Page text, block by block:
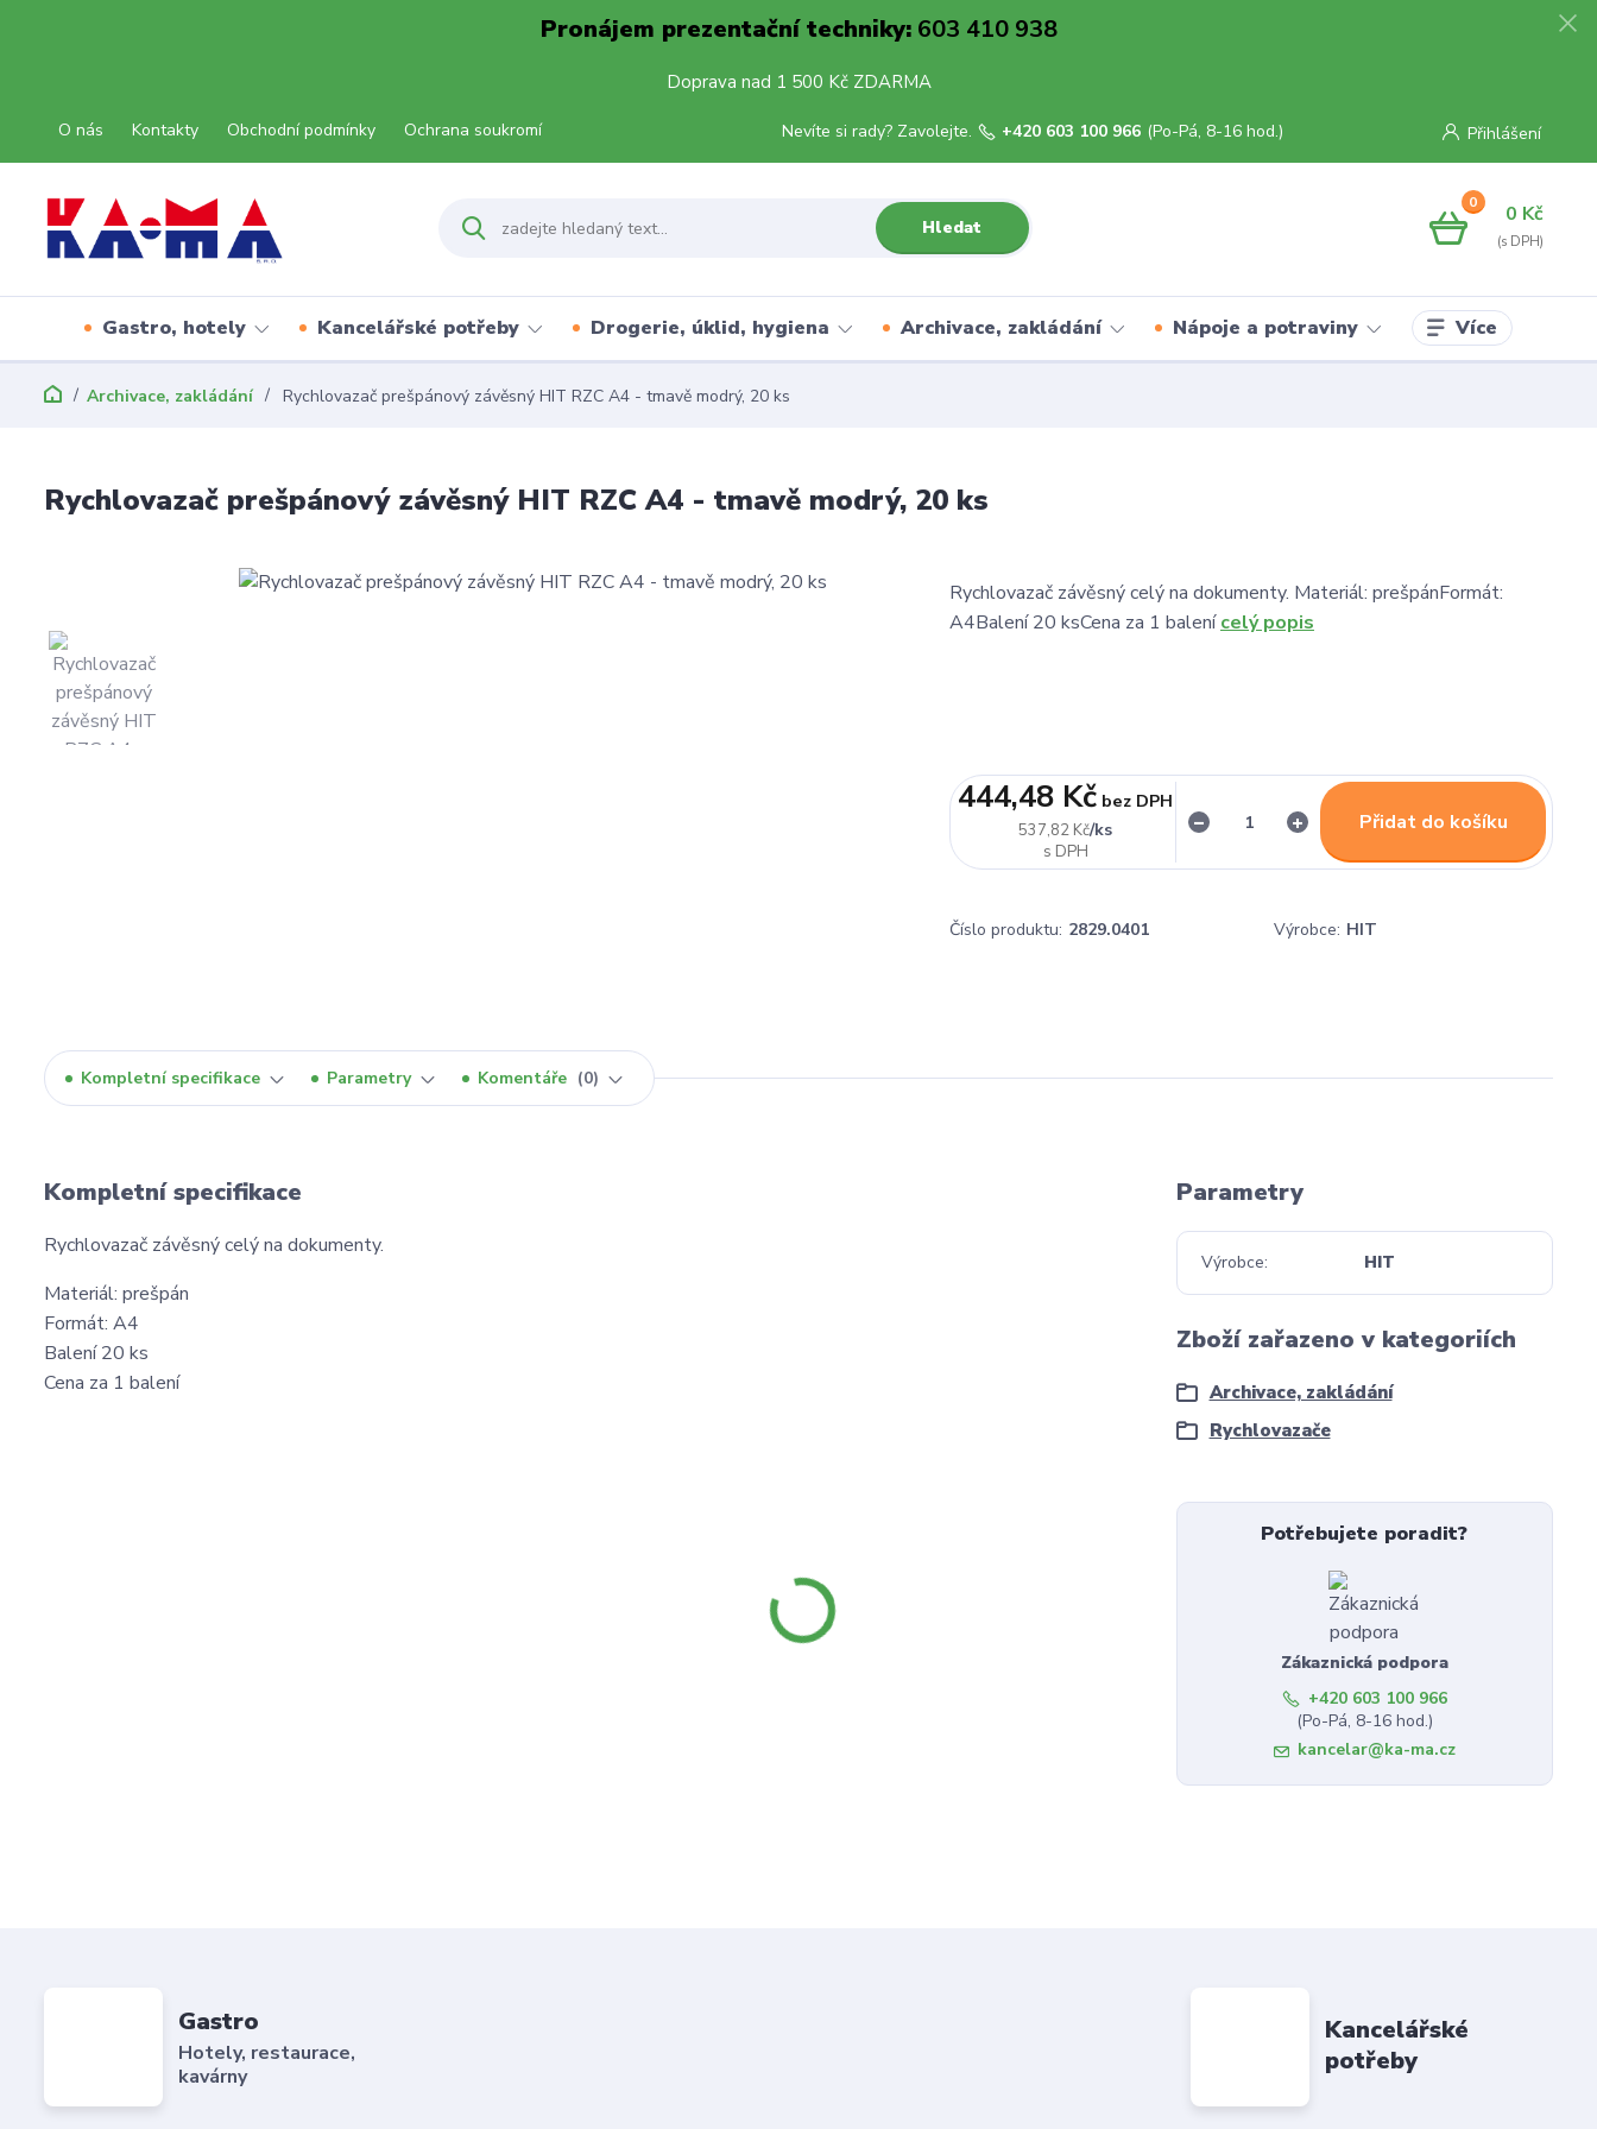
Pronájem prezentační techniky:603 410 938
Doprava nad 1 500 Kč ZDARMA
O nás Kontakty Obchodní podmínky Ochrana soukromí Přihlášení
Hledat
Nevíte si rady? Zavolejte. +420 603 100 966 (Po-Pá, 8-16 hod.)
0 0 Kč
Gastro, hotely Kancelářské potřeby Drogerie, úklid, hygiena Archivace, zakládání Nápoje a potraviny Více
Archivace, zakládání Rychlovazač prešpánový závěsný HIT RZC A4 - tmavě modrý, 20 ks
Rychlovazač prešpánový závěsný HIT RZC A4 - tmavě modrý, 20 ks
Rychlovazač závěsný celý na dokumenty. Materiál: prešpánFormát:
A4Balení 20 ksCena za 1 balenícelý popis
537,82 Kč/ks
444,48 Kč bez DPH
Přidat do košíku
Číslo produktu: 2829.0401 Výrobce: HIT
Kompletní specifikace Parametry Komentáře 0
Kompletní specifikace
Rychlovazač závěsný celý na dokumenty.
Materiál: prešpán
Formát: A4
Balení 20 ks
Cena za 1 balení
Parametry
Výrobce HIT
Zboží zařazeno v kategoriích
Archivace, zakládání
Rychlovazače
Potřebujete poradit?
Zákaznická podpora
+420 603 100 966
(Po-Pá, 8-16 hod.)
kancelar@ka-ma.cz
Gastro
Hotely, restaurace,
kavárny
Kancelářské
potřeby